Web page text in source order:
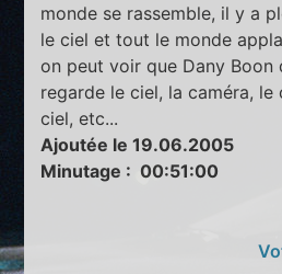
monde se rassemble, il y a
le ciel et tout le monde
on peut voir que Dany Boon
regarde le ciel, la caméra, le
ciel, etc...
Ajoutée le 19.06.2005
Minutage : 00:51:00